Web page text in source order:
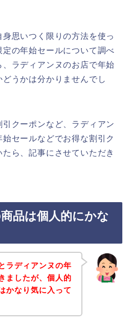
思いつく限りの方法を使っ
の年始セールについて調べ
ラディアンヌのお店で年始
うかは分かりませんでし
クーポンなど、ラディアン
セールなどでお得な割引ク
ら、記事にさせていただき
品は個人的にかな
ラディアンヌの年
ましたが、個人的
かなり気に入って